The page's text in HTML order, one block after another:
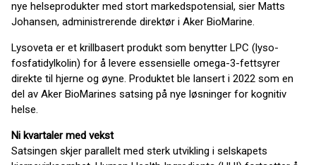
nye helseprodukter med stort markedspotensial, sier Matts
Johansen, administrerende direktør i Aker BioMarine.
Lysoveta er et krillbasert produkt som benytter LPC (lyso-
fosfatidylkolin) for å levere essensielle omega-3-fettsyrer
direkte til hjerne og øyne. Produktet ble lansert i 2022 som en
del av Aker BioMarines satsing på nye løsninger for kognitiv
helse.
Ni kvartaler med vekst
Satsingen skjer parallelt med sterk utvikling i selskapets